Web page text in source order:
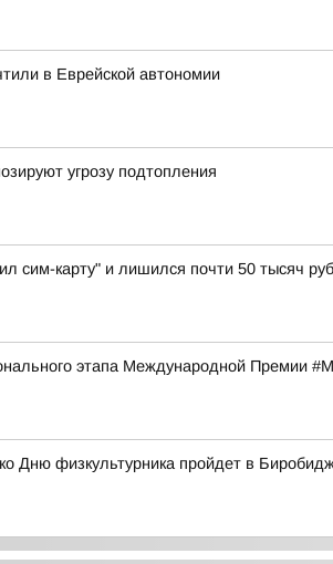
в Еврейской автономии
угрозу подтопления
сим-карту" и лишился почти 50 тысяч
этапа Международной Премии
Дню физкультурника пройдет в